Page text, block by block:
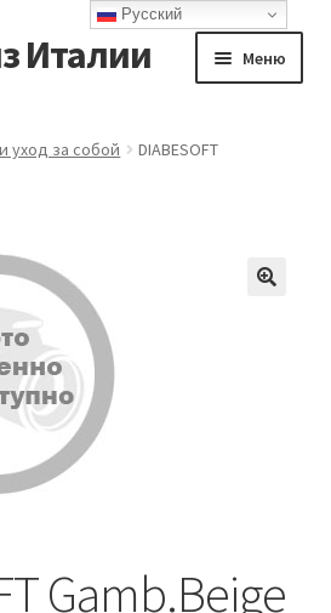
Италии Меню
уход за собой
DIABESOFT
Gamb.Beige
Русский